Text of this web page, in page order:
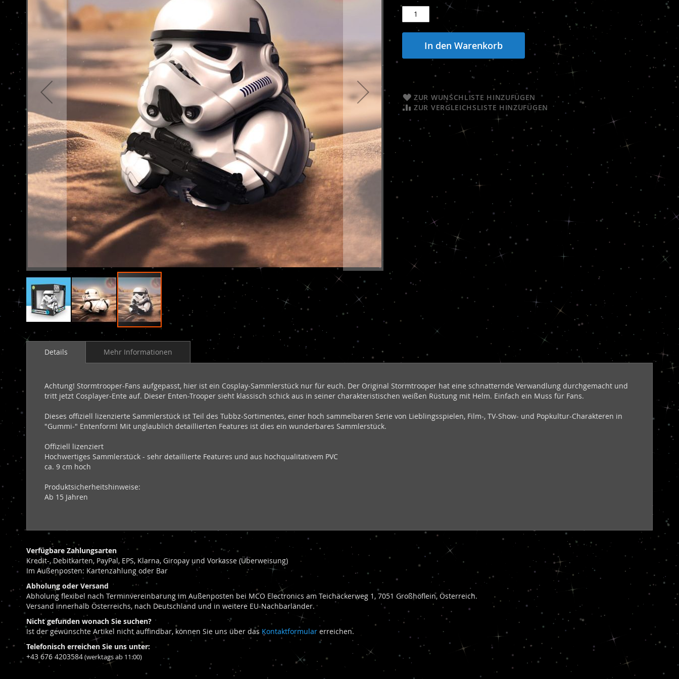
Zum
Anfang
In den Warenkorb
ZUR WUNSCHLISTE HINZUFÜGEN
ZUR VERGLEICHSLISTE HINZUFÜGEN
Details
Achtung! Stormtrooper-Fans aufgepasst, hier ist ein Cosplay-Sammlerstück nur für euch. Der Original Stormtrooper hat eine schnatternde Verwandlung durchgemacht und
tritt jetzt Cosplayer-Ente auf. Dieser Enten-Trooper sieht klassisch schick aus in seiner charakteristischen weißen Rüstung mit Helm. Einfach ein Muss für Fans.
Dieses offiziell lizenzierte Sammlerstück ist Teil des Tubbz-Sortimentes, einer hoch sammelbaren Serie von Lieblingsspielen, Film-, TV-Show- und Popkultur-Charakteren in
"Gummi-" Entenform! Mit unglaublich detaillierten Features ist dies ein wunderbares Sammlerstück.
Offiziell lizenziert
Hochwertiges Sammlerstück - sehr detaillierte Features und aus hochqualitativem PVC
ca. 9 cm hoch
Produktsicherheitshinweise:
Ab 15 Jahren
Mehr Informationen
Verfügbare Zahlungsarten
Kredit-, Debitkarten, PayPal, EPS, Klarna, Giropay und Vorkasse (Überweisung)
Im Außenposten: Kartenzahlung oder Bar
Abholung oder Versand
Abholung flexibel nach Terminvereinbarung im Außenposten bei MCO Electronics am Teichäckerweg 1, 7051 Großhöflein, Österreich.
Versand innerhalb Österreichs, nach Deutschland und in weitere EU-Nachbarländer.
Nicht gefunden wonach Sie suchen?
Ist der gewünschte Artikel nicht auffindbar, können Sie uns über das Kontaktformular erreichen.
Telefonisch erreichen Sie uns unter:
+43 676 4203584(werktags ab 11:00)